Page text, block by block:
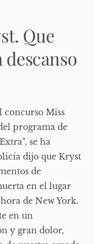
Que
concurso Miss
programa de
se ha
dijo que Kryst
de
en el lugar
de New York.
en un
y gran dolor,